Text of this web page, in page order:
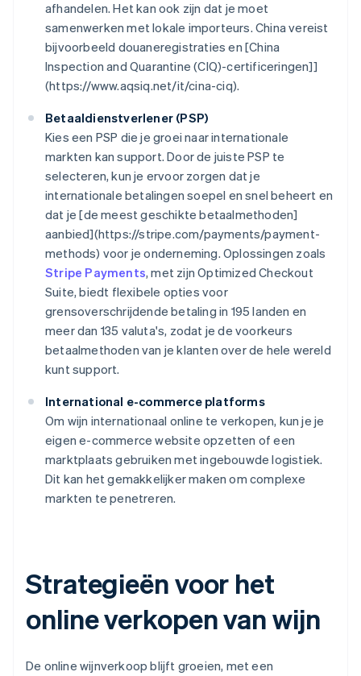
afhandelen. Het kan ook zijn dat je moet
samenwerken met lokale importeurs. China vereist
bijvoorbeeld douaneregistraties en [China
Inspection and Quarantine (CIQ)-certificeringen]]
(https://www.aqsiq.net/it/cina-ciq).
Betaaldienstverlener (PSP)
Kies een PSP die je groei naar internationale
markten kan support. Door de juiste PSP te
selecteren, kun je ervoor zorgen dat je
internationale betalingen soepel en snel beheert en
dat je [de meest geschikte betaalmethoden]
aanbied](https://stripe.com/payments/payment-
methods) voor je onderneming. Oplossingen zoals
Stripe Payments, met zijn Optimized Checkout
Suite, biedt flexibele opties voor
grensoverschrijdende betaling in 195 landen en
meer dan 135 valuta's, zodat je de voorkeurs
betaalmethoden van je klanten over de hele wereld
kunt support.
International e-commerce platforms
Om wijn internationaal online te verkopen, kun je je
eigen e-commerce website opzetten of een
marktplaats gebruiken met ingebouwde logistiek.
Dit kan het gemakkelijker maken om complexe
markten te penetreren.
Strategieën voor het
online verkopen van wijn
De online wijnverkoop blijft groeien, met een